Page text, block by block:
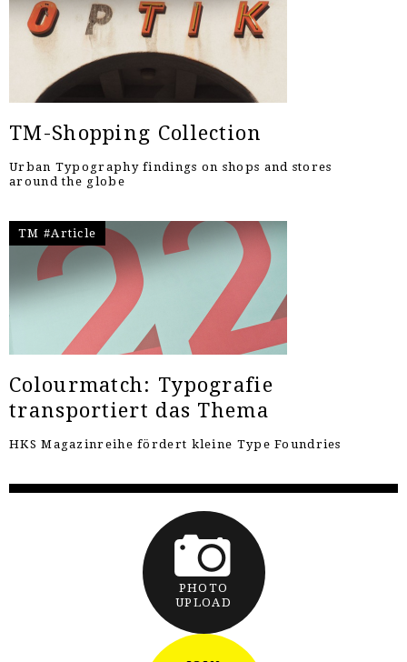
TM-Shopping Collection
Urban Typography findings on shops and stores
around the globe
TM #Article
Colourmatch: Typografie
transportiert das Thema
HKS Magazinreihe fördert kleine Type Foundries
PHOTO
UPLOAD